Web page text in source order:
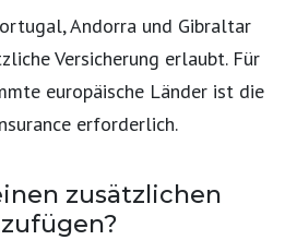
Andorra und Gibraltar
Versicherung erlaubt. Für
europäische Länder ist die
erforderlich.
zusätzlichen